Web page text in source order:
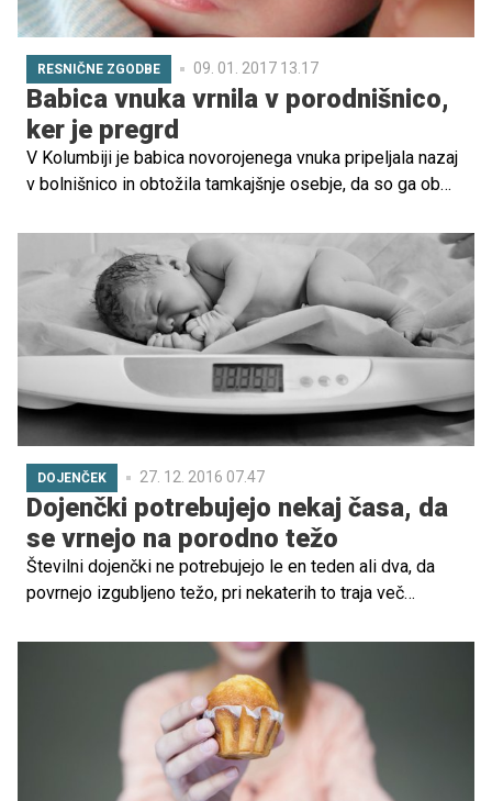
RESNIČNE ZGODBE 09. 01. 2017 13.17
Babica vnuka vrnila v porodnišnico,
ker je pregrd
V Kolumbiji je babica novorojenega vnuka pripeljala nazaj
v bolnišnico in obtožila tamkajšnje osebje, da so ga ob
razmišljanje: otrok je pregrd, da bi bil iz njihove družine,
danes poroča časnik Mirror.
DOJENČEK 27. 12. 2016 07.47
Dojenčki potrebujejo nekaj časa, da
se vrnejo na porodno težo
Številni dojenčki ne potrebujejo le en teden ali dva, da
povrnejo izgubljeno težo, pri nekaterih to traja več
vključila 144.000 novorojenčkov.